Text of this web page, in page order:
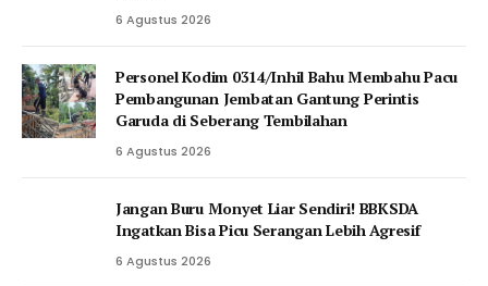
6 Agustus 2026
Personel Kodim 0314/Inhil Bahu Membahu Pacu
Pembangunan Jembatan Gantung Perintis
Garuda di Seberang Tembilahan
6 Agustus 2026
Jangan Buru Monyet Liar Sendiri! BBKSDA
Ingatkan Bisa Picu Serangan Lebih Agresif
6 Agustus 2026